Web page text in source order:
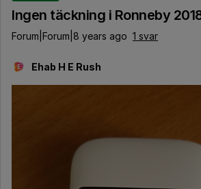
Ingen täckning i Ronneby
Forum|Forum|8 years ago 1 svar
E Ehab H E Rush